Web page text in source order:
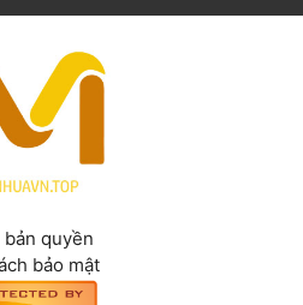
bản quyền
bảo mật